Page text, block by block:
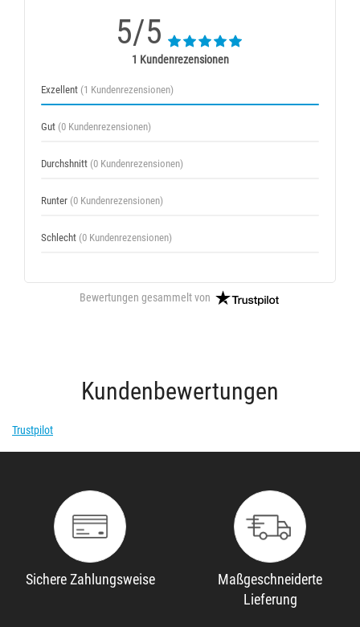
5/5
1 Kundenrezensionen
Exzellent (1 Kundenrezensionen)
Gut (0 Kundenrezensionen)
Durchshnitt (0 Kundenrezensionen)
Runter (0 Kundenrezensionen)
Schlecht (0 Kundenrezensionen)
Bewertungen gesammelt von
Kundenbewertungen
Trustpilot
Sichere Zahlungsweise
Maßgeschneiderte
Lieferung